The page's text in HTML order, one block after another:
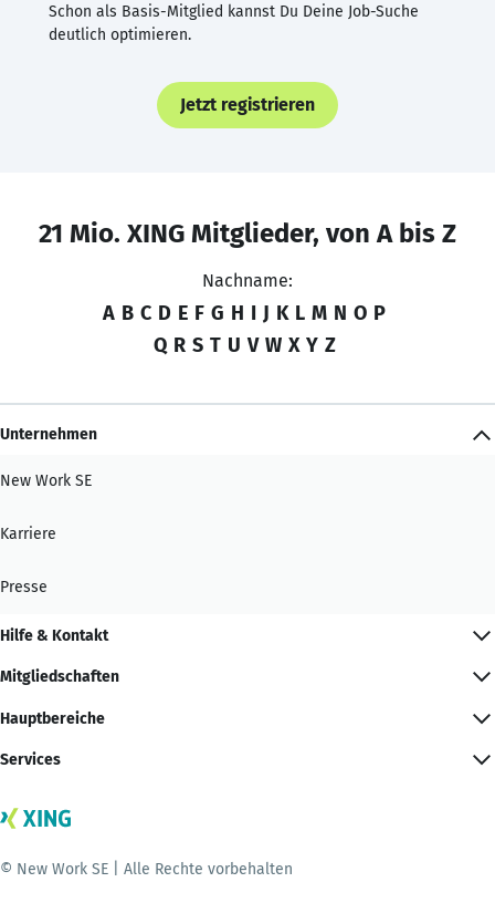
Schon als Basis-Mitglied kannst Du Deine Job-Suche
deutlich optimieren.
Jetzt registrieren
21 Mio. XING Mitglieder, von A bis Z
Nachname:
A B C D E F G H I J K L M N O P
Q R S T U V W X Y Z
Unternehmen
New Work SE
Karriere
Presse
Hilfe & Kontakt
Mitgliedschaften
Hauptbereiche
Services
© New Work SE | Alle Rechte vorbehalten